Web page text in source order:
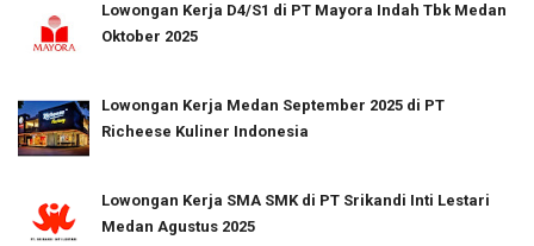
Lowongan Kerja D4/S1 di PT Mayora Indah Tbk Medan
Oktober 2025
Lowongan Kerja Medan September 2025 di PT
Richeese Kuliner Indonesia
Lowongan Kerja SMA SMK di PT Srikandi Inti Lestari
Medan Agustus 2025